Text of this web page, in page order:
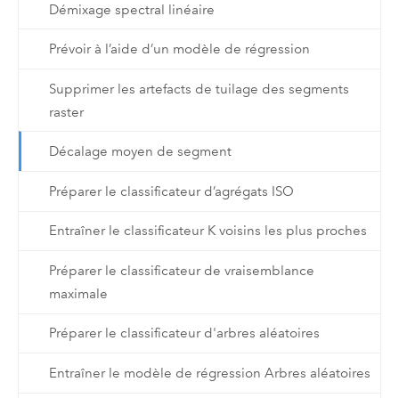
Démixage spectral linéaire
Prévoir à l’aide d’un modèle de régression
Supprimer les artefacts de tuilage des segments
raster
Décalage moyen de segment
Préparer le classificateur d’agrégats ISO
Entraîner le classificateur K voisins les plus proches
Préparer le classificateur de vraisemblance
maximale
Préparer le classificateur d'arbres aléatoires
Entraîner le modèle de régression Arbres aléatoires